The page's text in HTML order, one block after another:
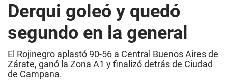
Derqui goleó y quedó
segundo en la general
El Rojinegro aplastó 90-56 a Central Buenos Aires de
Zárate, ganó la Zona A1 y finalizó detrás de Ciudad
de Campana.